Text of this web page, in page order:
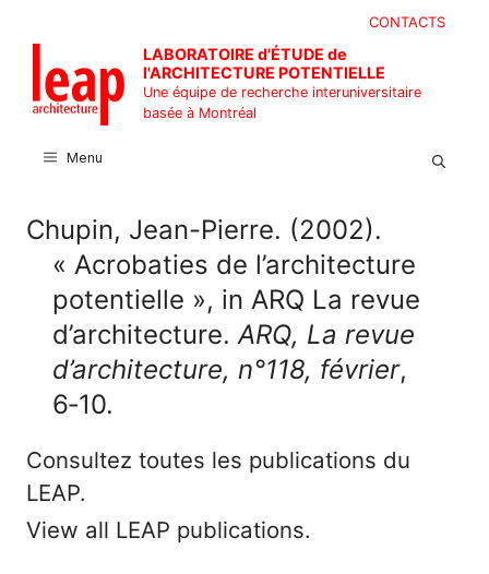
contenu
CONTACTS
LABORATOIRE d'ÉTUDE de
l'ARCHITECTURE POTENTIELLE
Une équipe de recherche interuniversitaire
basée à Montréal
Menu
Chupin, Jean-Pierre. (2002).
« Acrobaties de l’architecture
potentielle », in ARQ La revue
d’architecture. ARQ, La revue
d’architecture, n°118, février,
6‑10.
Consultez toutes les publications du
LEAP.
View all LEAP publications.